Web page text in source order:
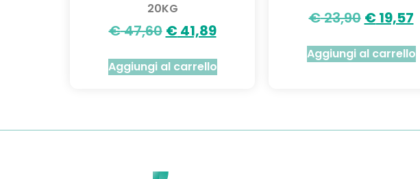
20KG
€47,60 €41,89
Aggiungi al carrello
€23,90 €19,57
Aggiungi al carrello